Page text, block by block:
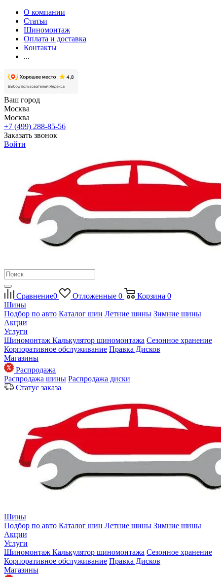
О компании
Статьи
Шиномонтаж
Оплата и доставка
Контакты
...
Ваш город
Москва
Москва
+7 (499) 288-85-56
Заказать звонок
Войти
Сравнение0 Отложенные 0 Корзина 0
Шины
Подбор по авто Каталог шин Летние шины Зимние шины
Акции
Услуги
Шиномонтаж Калькулятор шиномонтажа Сезонное хранение
Корпоративное обслуживание Правка Дисков
Магазины
Распродажа
Распродажа шины Распродажа диски
Статус заказа
Шины
Подбор по авто Каталог шин Летние шины Зимние шины
Акции
Услуги
Шиномонтаж Калькулятор шиномонтажа Сезонное хранение
Корпоративное обслуживание Правка Дисков
Магазины